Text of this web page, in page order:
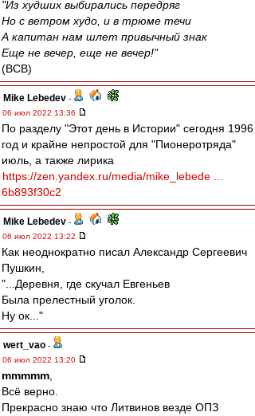
"Из худших выбирались передряг
Но с ветром худо, и в трюме течи
А капитан нам шлет привычный знак
Еще не вечер, еще не вечер!"
(ВСВ)
Mike Lebedev -
06 июл 2022 13:36
По разделу "Этот день в Истории" сегодня 1996
год и крайне непростой для "Пионеротряда"
июль, а также лирика
https://zen.yandex.ru/media/mike_lebede ...
6b893f30c2
Mike Lebedev -
06 июл 2022 13:22
Как неоднократно писал Александр Сергеевич
Пушкин,
"...Деревня, где скучал Евгеньев
Была прелестный уголок.
Ну ок..."
wert_vao -
06 июл 2022 13:20
mmmmm
Всё верно.
Прекрасно знаю что Литвинов везде ОПЗ